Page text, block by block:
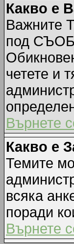
Какво е
Важните
под
четете и
Върнете
Какво е
Темите
всяка
поради
Върнете